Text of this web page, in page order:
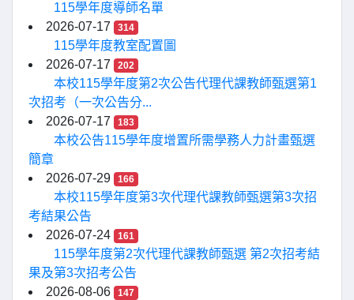
115學年度導師名單
2026-07-17
314
115學年度教室配置圖
2026-07-17
202
本校115學年度第2次公告代理代課教師甄選第1
次招考（一次公告分...
2026-07-17
183
本校公告115學年度增置所需學務人力計畫甄選
簡章
2026-07-29
166
本校115學年度第3次代理代課教師甄選第3次招
考結果公告
2026-07-24
161
115學年度第2次代理代課教師甄選 第2次招考結
果及第3次招考公告
2026-08-06
147